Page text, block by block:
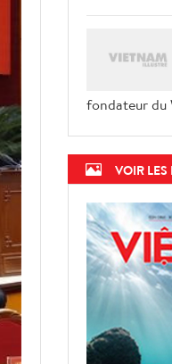
fondateur du
VOIR LES